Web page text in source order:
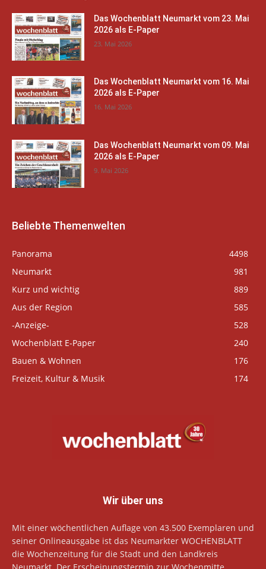
Das Wochenblatt Neumarkt vom 23. Mai
2026 als E-Paper
23. Mai 2026
Das Wochenblatt Neumarkt vom 16. Mai
2026 als E-Paper
16. Mai 2026
Das Wochenblatt Neumarkt vom 09. Mai
2026 als E-Paper
9. Mai 2026
Beliebte Themenwelten
Panorama
4498
Neumarkt
981
Kurz und wichtig
889
Aus der Region
585
-Anzeige-
528
Wochenblatt E-Paper
240
Bauen & Wohnen
176
Freizeit, Kultur & Musik
174
Wir über uns
Mit einer wöchentlichen Auflage von 43.500 Exemplaren und
seiner Onlineausgabe ist das Neumarkter WOCHENBLATT
die Wochenzeitung für die Stadt und den Landkreis